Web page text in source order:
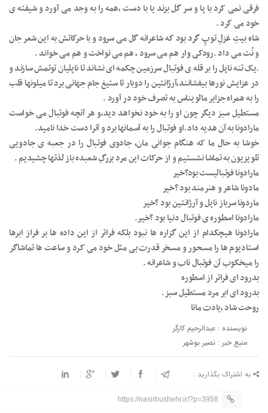
فرقی نمی کرد با پا و سر گل بزند یا با دست ،همه را به وجد می آورد و شیفته ی
خود می کرد .
شاه بیتِ غزلِ توپِ گرد بود که شاعرانه گل می سرود و با حرکاتش به این شعر جان
و نُت می داد .رودکی وار هم می سرود ، هم می نواخت و هم می خواند .
.یک تنه ناپل را بر قله ی فوتبال سرزمین چکمه ای نشاند تا ناپلیان توتمش سازند و
در عزایش نورها بیفشانند،آرژانتین را دوبار تا ستیغ جام جهانی برد تا میلونها قلب
را به همراه جزایر مالویناس به تصرف خود در آورد .
مستطیل سبز دیگر چون او را به خود نخواهد دید،و هر آنچه فوتبال می خواست
مارادونا به آن هدیه داد.او فوتبال را به آسمانها برد و آنرا دست خدا نامید.
خوشا به حال ما که هنگام جوانی مان، جادوی فوتبال را در جعبه ی جادویی
تلویزیون به تماشا نشستیم و از حرکات این مرد بزرگِ شعبده باز لذتها چشیدیم .
مارادونا فوتبالیست بود؟خیر
مادونا شاعر و هنرمند بود ؟خیر
ماردونا سرباز ناپل و آرژانتین بود ؟خیر
مارادونا اسطوره ی فوتبال دنیا بود ؟خیر.
مارادونا هیچکدام از این گزاره ها نبود بلکه فراتر از این داده ها بر فراز ابرها
استادیوم ها را مسحور و مسخر قدرت بی مثل خود می کرد و ساعت ها تماشاگر
را میخکوب آن فوتبال ناب و شاعرانه .
بدرود ای فراتر از اسطوره
بدرود ای ابر مرد مستطیل سبز.
روحت شاد ،یادت مانا
نویسنده : عبدالرحیم کارگر
منبع خبر : نصیر بوشهر
به اشتراک بگذارید :
https://nasirbushehr.ir/?p=3958